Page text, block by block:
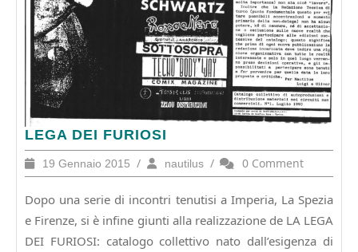
LEGA DEI FURIOSI
LEGA
DEI
FURIOSI
19 Gennaio 2015 19
Gennaio
2015
/ nautilusnautilus
/ 0 Comment
Dopo una serie di incontri tenutisi a Imperia, La Spezia
e Firenze, si è infine giunti alla realizzazione de LA LEGA
DEI FURIOSI: catalogo collettivo nato dall’esigenza di